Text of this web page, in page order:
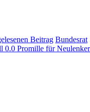
Bundesrat
0.0 Promille für